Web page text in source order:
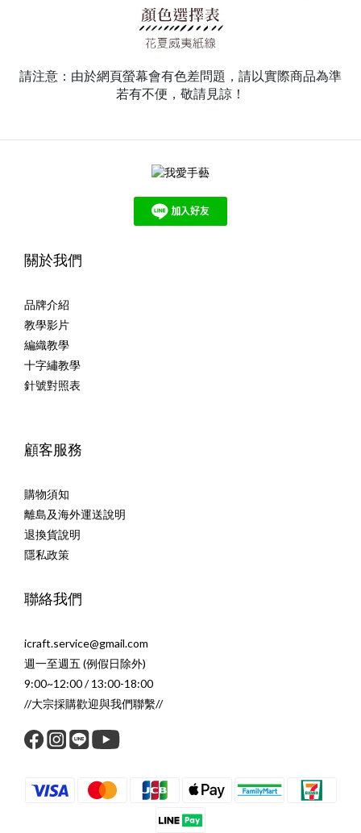
請注意：由於網頁螢幕會有色差問題，請以實際商品為準
若有不便，敬請見諒！
關於我們
品牌介紹
教學影片
編織教學
十字繡教學
針號對照表
顧客服務
購物須知
離島及海外運送說明
退換貨說明
隱私政策
聯絡我們
icraft.service@gmail.com
週一至週五 (例假日除外)
9:00~12:00 / 13:00-18:00
//大宗採購歡迎與我們聯繫//